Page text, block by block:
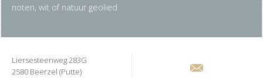
noten, wit of natuur geolied
Liersesteenweg 283G
2580 Beerzel (Putte)